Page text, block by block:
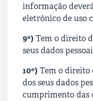
informação
eletrónico de uso
9º) Tem o direito
seus dados
10º) Tem o direito
dos seus dados
cumprimento das